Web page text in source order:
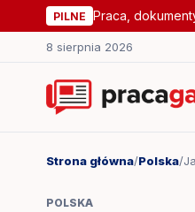
PILNE Praca,
8 sierpnia 2026
Strona główna/Polska/
POLSKA